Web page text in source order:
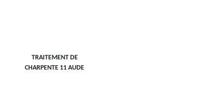
TRAITEMENT DE
CHARPENTE 11 AUDE